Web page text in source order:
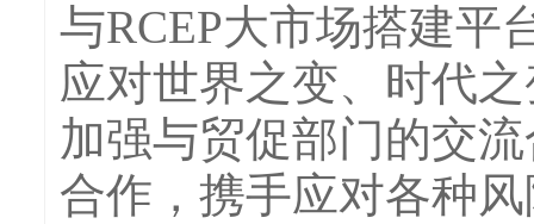
与RCEP大市场搭建平
应对世界之变、时代
加强与贸促部门的交
合作，携手应对各种